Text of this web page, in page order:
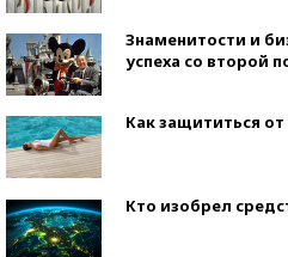
Знаменитости и
успеха со второй
Как защититься
Кто изобрел